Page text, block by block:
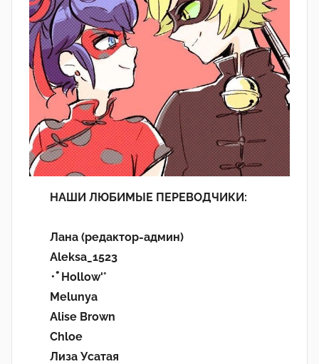
НАШИ ЛЮБИМЫЕ ПЕРЕВОДЧИКИ:
Лана (редактор-админ)
Aleksa_1523
･ﾟHollow'°
Melunya
Alise Brown
Chloe
Лиза Усатая